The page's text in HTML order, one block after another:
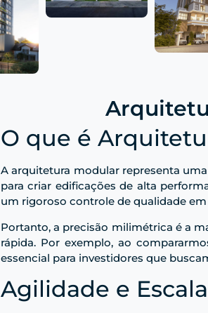
O que é
A arquitetura modular representa
para criar edificações de alta
um rigoroso controle de qualidade
Portanto, a precisão milimétrica é a
rápida. Por exemplo, ao
essencial para investidores que
Agilidade e